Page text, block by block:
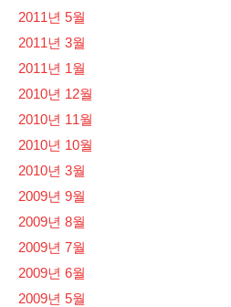
2011년 5월
2011년 3월
2011년 1월
2010년 12월
2010년 11월
2010년 10월
2010년 3월
2009년 9월
2009년 8월
2009년 7월
2009년 6월
2009년 5월